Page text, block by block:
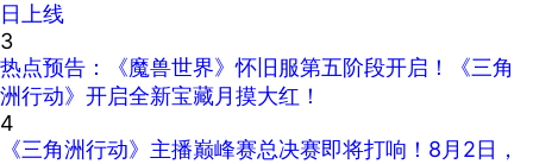
日上线
3
热点预告：《魔兽世界》怀旧服第五阶段开启！《三角
洲行动》开启全新宝藏月摸大红！
4
《三角洲行动》主播巅峰赛总决赛即将打响！8月2日，